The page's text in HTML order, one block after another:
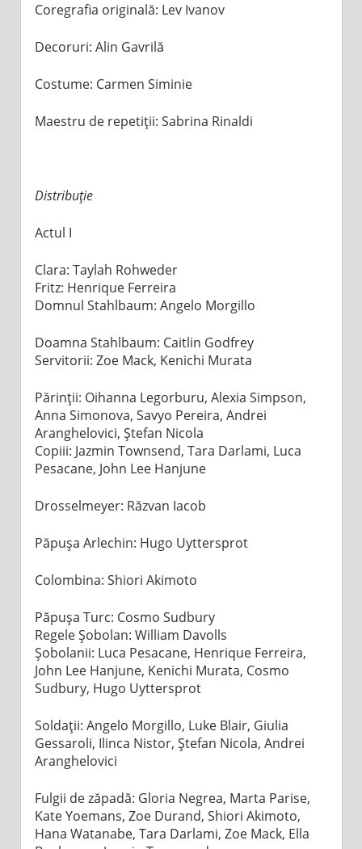
Coregrafia originală: Lev Ivanov
Decoruri: Alin Gavrilă
Costume: Carmen Siminie
Maestru de repetiții: Sabrina Rinaldi
Distribuție
Actul I
Clara: Taylah Rohweder
Fritz: Henrique Ferreira
Domnul Stahlbaum: Angelo Morgillo
Doamna Stahlbaum: Caitlin Godfrey
Servitorii: Zoe Mack, Kenichi Murata
Părinții: Oihanna Legorburu, Alexia Simpson,
Anna Simonova, Savyo Pereira, Andrei
Aranghelovici, Ștefan Nicola
Copiii: Jazmin Townsend, Tara Darlami, Luca
Pesacane, John Lee Hanjune
Drosselmeyer: Răzvan Iacob
Păpușa Arlechin: Hugo Uyttersprot
Colombina: Shiori Akimoto
Păpușa Turc: Cosmo Sudbury
Regele Șobolan: William Davolls
Șobolanii: Luca Pesacane, Henrique Ferreira,
John Lee Hanjune, Kenichi Murata, Cosmo
Sudbury, Hugo Uyttersprot
Soldații: Angelo Morgillo, Luke Blair, Giulia
Gessaroli, Ilinca Nistor, Ștefan Nicola, Andrei
Aranghelovici
Fulgii de zăpadă: Gloria Negrea, Marta Parise,
Kate Yoemans, Zoe Durand, Shiori Akimoto,
Hana Watanabe, Tara Darlami, Zoe Mack, Ella